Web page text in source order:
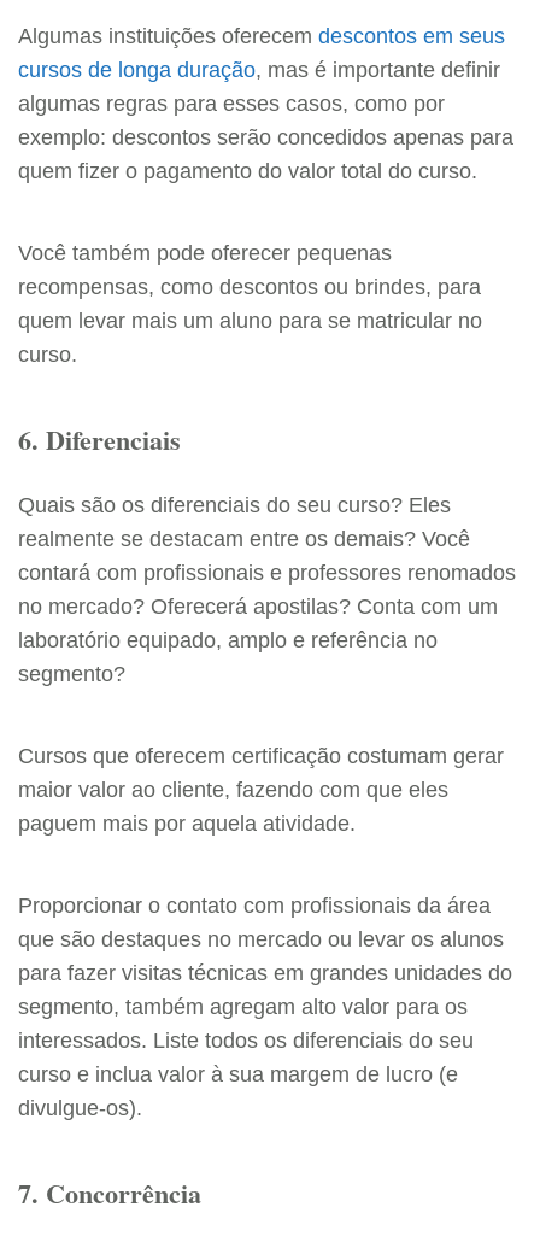
Algumas instituições oferecem descontos em seus
cursos de longa duração, mas é importante definir
algumas regras para esses casos, como por
exemplo: descontos serão concedidos apenas para
quem fizer o pagamento do valor total do curso.
Você também pode oferecer pequenas
recompensas, como descontos ou brindes, para
quem levar mais um aluno para se matricular no
curso.
6. Diferenciais
Quais são os diferenciais do seu curso? Eles
realmente se destacam entre os demais? Você
contará com profissionais e professores renomados
no mercado? Oferecerá apostilas? Conta com um
laboratório equipado, amplo e referência no
segmento?
Cursos que oferecem certificação costumam gerar
maior valor ao cliente, fazendo com que eles
paguem mais por aquela atividade.
Proporcionar o contato com profissionais da área
que são destaques no mercado ou levar os alunos
para fazer visitas técnicas em grandes unidades do
segmento, também agregam alto valor para os
interessados. Liste todos os diferenciais do seu
curso e inclua valor à sua margem de lucro (e
divulgue-os).
7. Concorrência